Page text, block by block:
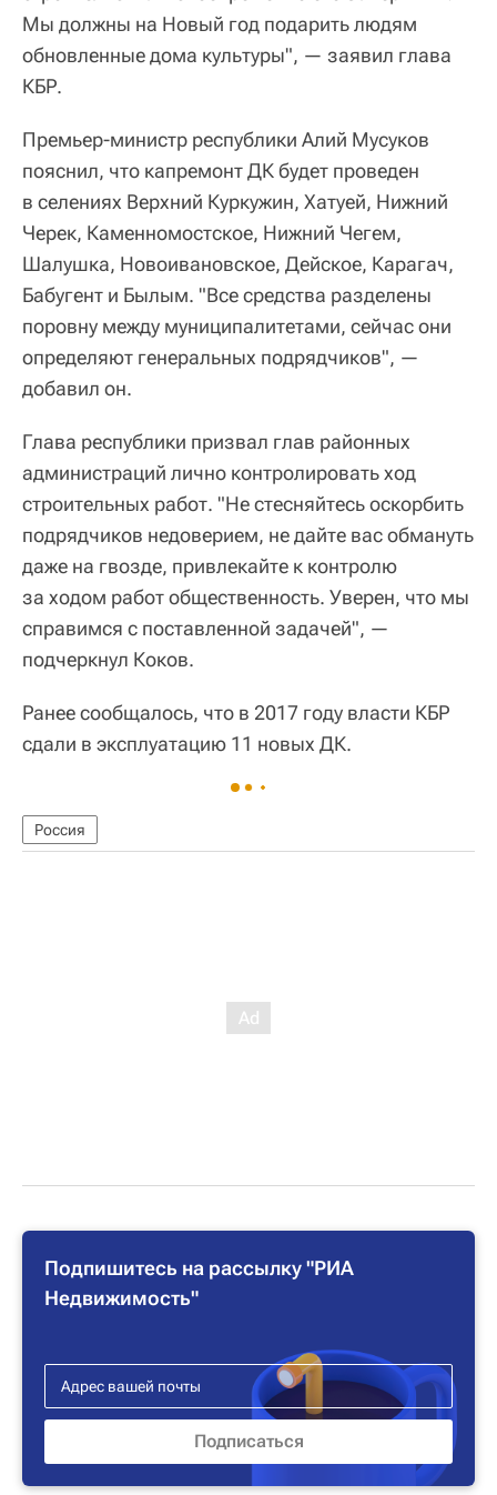
Мы должны на Новый год подарить людям
обновленные дома культуры", — заявил глава
КБР.
Премьер-министр республики Алий Мусуков
пояснил, что капремонт ДК будет проведен
в селениях Верхний Куркужин, Хатуей, Нижний
Черек, Каменномостское, Нижний Чегем,
Шалушка, Новоивановское, Дейское, Карагач,
Бабугент и Былым. "Все средства разделены
поровну между муниципалитетами, сейчас они
определяют генеральных подрядчиков", —
добавил он.
Глава республики призвал глав районных
администраций лично контролировать ход
строительных работ. "Не стесняйтесь оскорбить
подрядчиков недоверием, не дайте вас обмануть
даже на гвозде, привлекайте к контролю
за ходом работ общественность. Уверен, что мы
справимся с поставленной задачей", —
подчеркнул Коков.
Ранее сообщалось, что в 2017 году власти КБР
сдали в эксплуатацию 11 новых ДК.
Россия
Подпишитесь на рассылку "РИА
Недвижимость"